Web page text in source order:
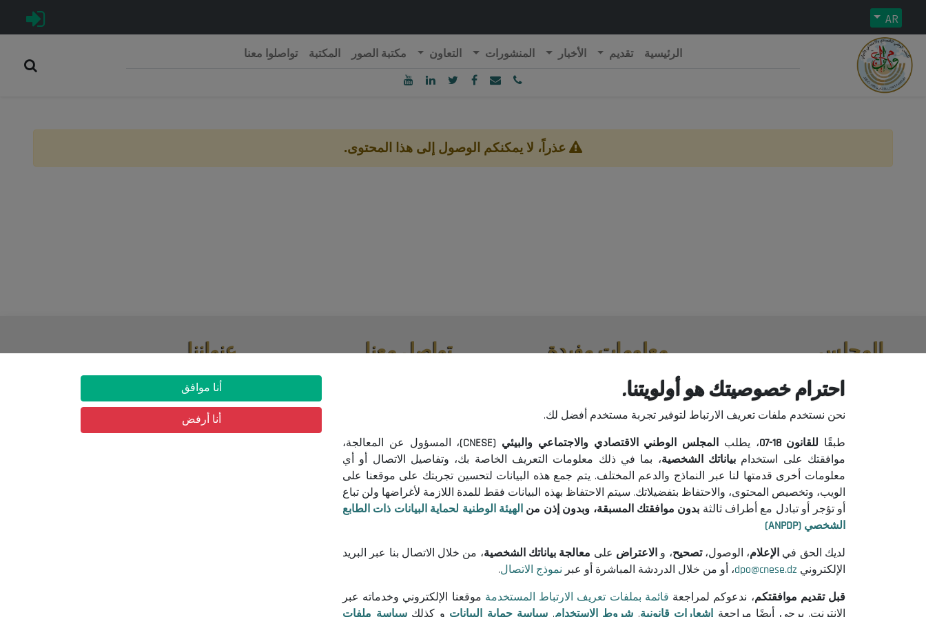
AR
République Algérienne Démocratique et Populaire
الوطني الاقتصادي والاجتماعي والبيئي
الجزائرية الديمقراطية الشعبية
الرئيسية تقديم الأخبار المنشورات التعاون مكتبة الصور المكتبة تواصلوا معنا
عذراً، لا يمكنكم الوصول إلى هذا المحتوى.
المجلس
حول المجلس
جميع المنشورات
معلومات مفيدة
إعلانات مناقصات واستشارات
إشعارات قانونية
شروط الاستخدام
سياسة حماية البيانات
سياسة ملفات تعريف الارتباط
تواصل معنا
سجلوا و كونوا على اطلاع بآخر أخبار
المجلس
عنواننا
03 شارع حسان بن نعمان حي البساتين, بئر
مراد رايس
© 2026 المجلس الوطني الاقتصادي والاجتماعي والبيئي
احترام خصوصيتك هو أولويتنا.
نحن نستخدم ملفات تعريف الارتباط لتوفير تجربة مستخدم أفضل لك.
طبقًا للقانون 18-07 ، يطلب المجلس الوطني الاقتصادي والاجتماعي والبيئي (CNESE)
، المسؤول عن المعالجة،
موافقتك على استخدام بياناتك الشخصية، بما في ذلك معلومات التعريف الخاصة بك، وتفاصيل الاتصال أو أي
معلومات أخرى قدمتها لنا عبر النماذج والدعم المختلف. يتم جمع هذه البيانات لتحسين تجربتك على موقعنا على
الويب، وتخصيص المحتوى، والاحتفاظ بتفضيلاتك. سيتم الاحتفاظ بهذه البيانات فقط للمدة اللازمة لأغراضها ولن تباع
أو تؤجر أو تبادل مع أطراف ثالثة بدون موافقتك المسبقة، وبدون إذن منالهيئة الوطنية لحماية البيانات ذات الطابع
الشخصي (ANPDP)
لديك الحق في الإعلام، الوصول،تصحيح، والاعتراض على معالجة بياناتك الشخصية، من خلال الاتصال بنا عبر البريد
الإلكتروني dpo@cnese.dz، أو من خلال الدردشة المباشرة أو عبر نموذج الاتصال.
قبل تقديم موافقتكم، ندعوكم لمراجعة قائمة بملفات تعريف الارتباط المستخدمة موقعنا الإلكتروني وخدماته عبر
الإنترنت. يرجى أيضًا مراجعة إشعارات قانونية, شروط الاستخدام, سياسة حماية البيانات و كذلكسياسة ملفات
أنا موافق
أنا أرفض